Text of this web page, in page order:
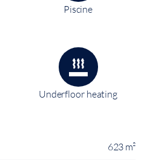
Piscine
Underfloor heating
623 m²